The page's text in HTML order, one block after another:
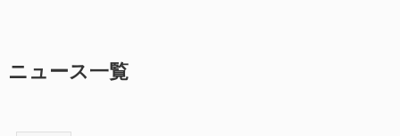
ニュース一覧